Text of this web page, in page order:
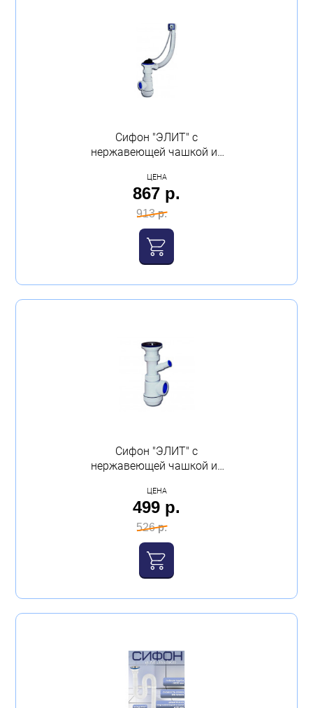
Сифон "ЭЛИТ" с
нержавеющей чашкой из
VIRPLAST
ЦЕНА
867 р.
913 р.
Сифон "ЭЛИТ" с
нержавеющей чашкой из
VIRPLAST
ЦЕНА
499 р.
526 р.